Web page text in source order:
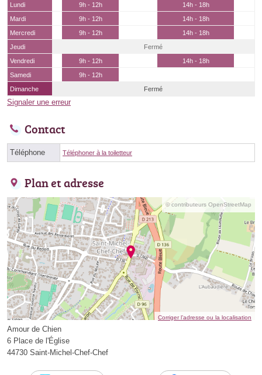
Lundi 9h - 12h
14h - 18h
Mardi
9h - 12h
14h - 18h
Mercredi
9h - 12h
14h - 18h
Jeudi
Fermé
Vendredi
9h - 12h
14h - 18h
Samedi
9h - 12h
Dimanche
Fermé
Signaler une erreur
Contact
Téléphone Téléphoner à la toiletteur
Plan et adresse
© contributeurs OpenStreetMap
Corriger l’adresse ou la localisation
Amour de Chien
6 Place de l'Église
44730 Saint-Michel-Chef-Chef